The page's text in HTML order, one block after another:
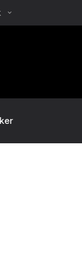
EXPAND_MORE